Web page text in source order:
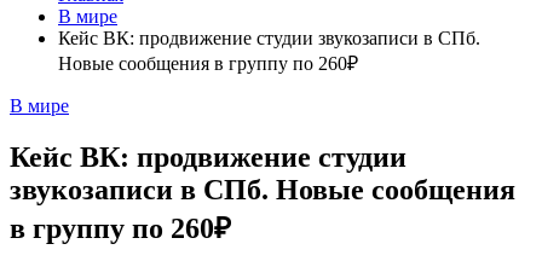
В мире
Кейс ВК: продвижение студии звукозаписи в СПб.
Новые сообщения в группу по 260₽
В мире
Кейс ВК: продвижение студии
звукозаписи в СПб. Новые сообщения
в группу по 260₽